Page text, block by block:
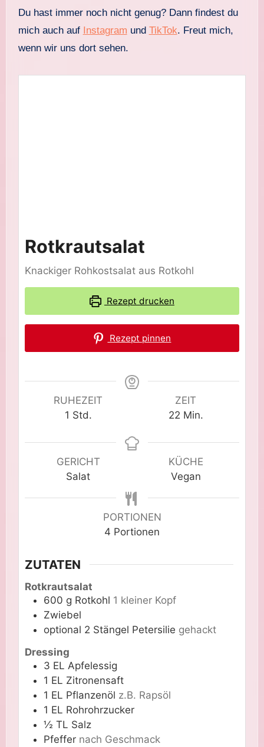
Du hast immer noch nicht genug? Dann findest du
mich auch auf Instagram und TikTok. Freut mich,
wenn wir uns dort sehen.
Rotkrautsalat
Knackiger Rohkostsalat aus Rotkohl
Rezept drucken
Rezept pinnen
RUHEZEIT
1 Stunde
Std.
ZEIT
22Minuten
Min.
GERICHT
Salat
KÜCHE
Vegan
PORTIONEN
4 Portionen
ZUTATEN
Rotkrautsalat
600 g Rotkohl 1 kleiner Kopf
Zwiebel
optional 2 Stängel Petersilie gehackt
Dressing
3 EL Apfelessig
1 EL Zitronensaft
1 EL Pflanzenöl z.B. Rapsöl
1 EL Rohrohrzucker
½ TL Salz
Pfeffer nach Geschmack